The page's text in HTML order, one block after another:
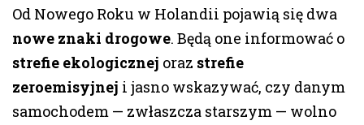
Od Nowego Roku w Holandii pojawią się dwa
nowe znaki drogowe. Będą one informować o
strefie ekologicznej oraz strefie
zeroemisyjnej i jasno wskazywać, czy danym
samochodem — zwłaszcza starszym — wolno